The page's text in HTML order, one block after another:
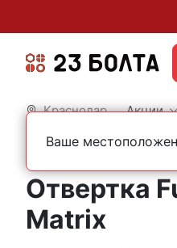
Краснодар Акции
Главная Строительный инструмент
Отвертка
Matrix
Ваше